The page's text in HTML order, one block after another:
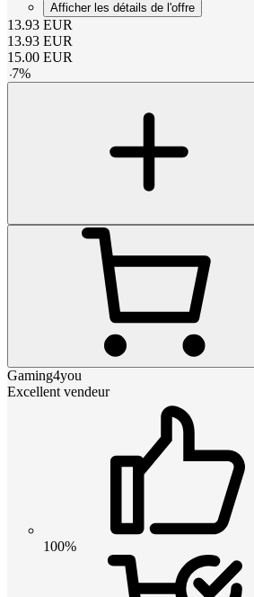
Afficher les détails de l'offre
13.93 EUR
13.93 EUR
15.00 EUR
-7%
Gaming4you
Excellent vendeur
100%